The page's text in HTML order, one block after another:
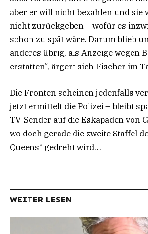
aber er will nicht bezahlen und sie
nicht zurückgeben – wofür es
schon zu spät wäre. Darum blieb
anderes übrig, als Anzeige wegen
erstatten“, ärgert sich Fischer im
Die Fronten scheinen jedenfalls
jetzt ermittelt die Polizei – bleibt
TV-Sender auf die Eskapaden von
wo doch gerade die zweite Staffel
Queens“ gedreht wird…
WEITER LESEN